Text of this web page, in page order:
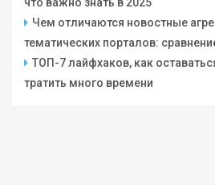
что важно знать в 2025
Чем отличаются новостные
тематических порталов:
ТОП-7 лайфхаков, как
тратить много времени